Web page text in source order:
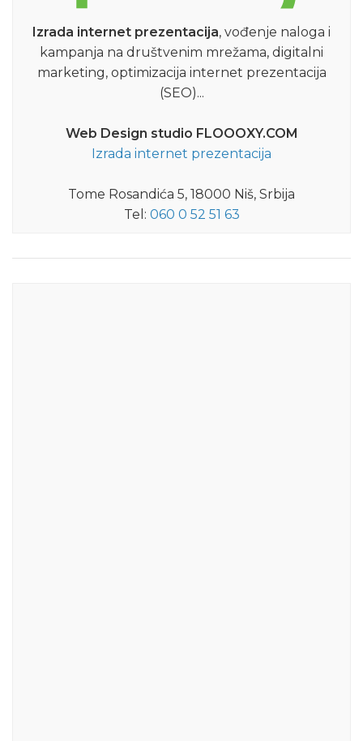
Izrada internet prezentacija, vođenje naloga i
kampanja na društvenim mrežama, digitalni
marketing, optimizacija internet prezentacija
(SEO)...
Web Design studio FLOOOXY.COM
Izrada internet prezentacija
Tome Rosandića 5, 18000 Niš, Srbija
Tel: 060 0 52 51 63